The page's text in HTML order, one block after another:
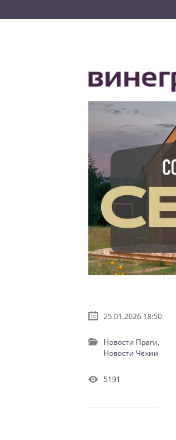
25.01.2026 18:50
Новости Праги,
Новости Чехии
5191